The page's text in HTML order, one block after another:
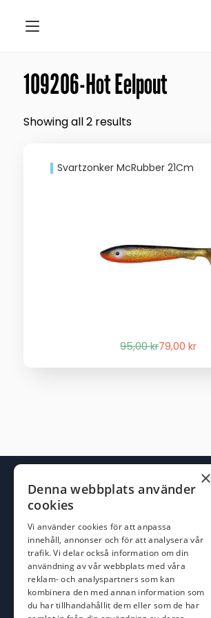
109206-Hot Eelpout
Showing all 2 results
Svartzonker McRubber 21Cm
95,00krDet
79,00kr
Det
×
Denna webbplats använder
cookies
Vi använder cookies för att anpassa
innehåll, annonser och för att analysera vår
trafik. Vi delar också information om din
användning av vår webbplats med våra
reklam- och analyspartners som kan
kombinera den med annan information som
du har tillhandahållit dem eller som de har